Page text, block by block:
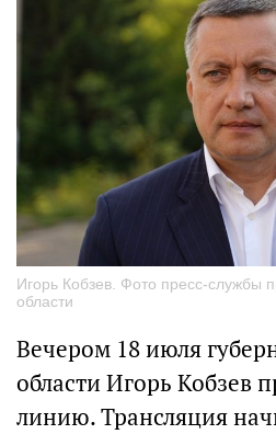
Игорь Кобзев. Фото пресс-службы
области
Вечером 18 июля
области Игорь Кобзев
линию. Трансляция